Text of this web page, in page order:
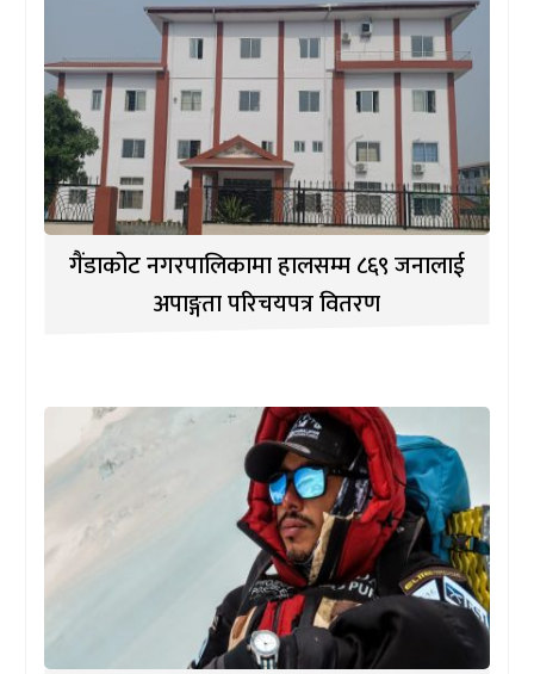
गैंडाकोट नगरपालिकामा हालसम्म ८६९ जनालाई
अपाङ्गता परिचयपत्र वितरण